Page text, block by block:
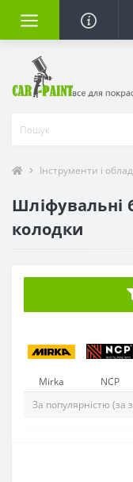
Інструменти і
Шліфувальні
колодки
Mirka NCP